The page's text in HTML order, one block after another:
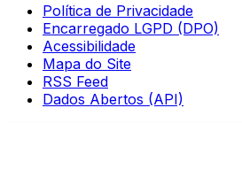
Política de Privacidade
Encarregado LGPD (DPO)
Acessibilidade
Mapa do Site
RSS Feed
Dados Abertos (API)